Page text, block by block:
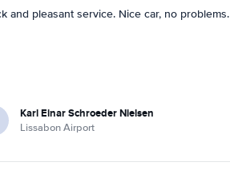
and pleasant service. Nice car, no problems.
Karl Einar Schroeder Nielsen
Lissabon Airport